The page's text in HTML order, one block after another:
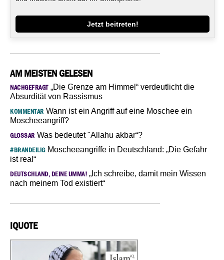
Jetzt beitreten!
AM MEISTEN GELESEN
NACHGEFRAGT„Die Grenze am Himmel“ verdeutlicht die
Absurdität von Rassismus
KOMMENTAR Wann ist ein Angriff auf eine Moschee ein
Moscheeangriff?
GLOSSAR Was bedeutet "Allahu akbar“?
#BRANDEILIGMoscheeangriffe in Deutschland: „Die Gefahr
ist real“
DEUTSCHLAND, DEINE UMMA! „Ich schreibe, damit mein Wissen
nach meinem Tod existiert“
IQUOTE